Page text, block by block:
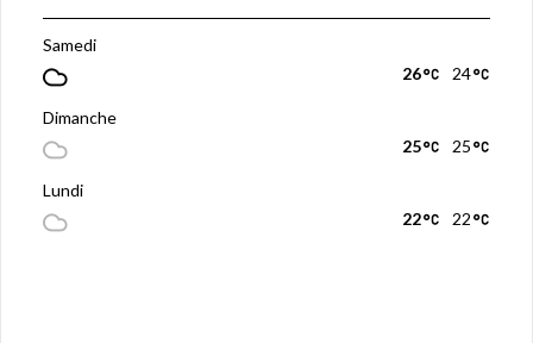
Samedi
24
26
Dimanche
25
25
Lundi
22
22